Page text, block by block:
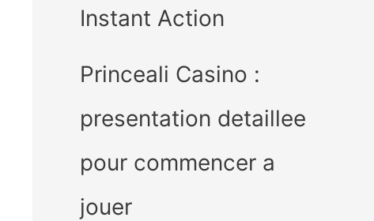
Instant Action
Princeali Casino :
presentation detaillee
pour commencer a
jouer